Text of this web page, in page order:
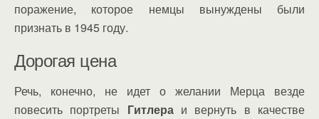
поражение, которое немцы вынуждены были
признать в 1945 году.
Дорогая цена
Речь, конечно, не идет о желании Мерца везде
повесить портреты Гитлера и вернуть в качестве